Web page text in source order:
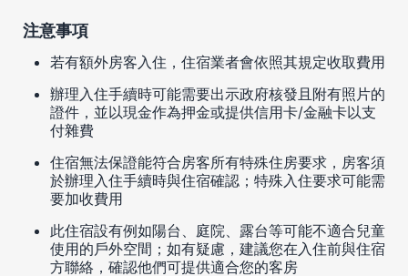
注意事項
若有額外房客入住，住宿業者會依照其規定收取費用
辦理入住手續時可能需要出示政府核發且附有照片的
證件，並以現金作為押金或提供信用卡/金融卡以支
付雜費
住宿無法保證能符合房客所有特殊住房要求，房客須
於辦理入住手續時與住宿確認；特殊入住要求可能需
要加收費用
此住宿設有例如陽台、庭院、露台等可能不適合兒童
使用的戶外空間；如有疑慮，建議您在入住前與住宿
方聯絡，確認他們可提供適合您的客房